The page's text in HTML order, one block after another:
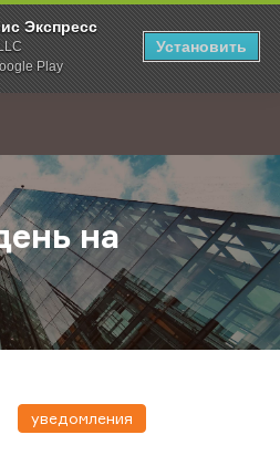
Экспресс
Play
Установить
Выходной день на Радоницу
на
уведомления